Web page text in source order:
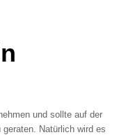
und sollte auf der
Natürlich wird es